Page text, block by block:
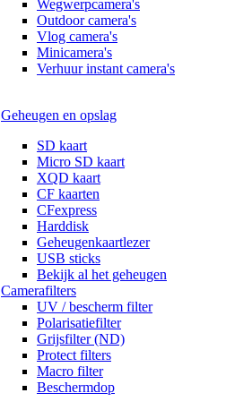
Wegwerpcamera's
Outdoor camera's
Vlog camera's
Minicamera's
Verhuur instant camera's
Geheugen en opslag
SD kaart
Micro SD kaart
XQD kaart
CF kaarten
CFexpress
Harddisk
Geheugenkaartlezer
USB sticks
Bekijk al het geheugen
Camerafilters
UV / bescherm filter
Polarisatiefilter
Grijsfilter (ND)
Protect filters
Macro filter
Beschermdop